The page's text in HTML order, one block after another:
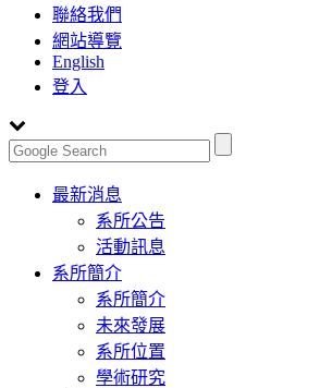
聯絡我們
網站導覽
English
登入
Toggle
navigation
最新消息
系所公告
活動訊息
系所簡介
系所簡介
未來發展
系所位置
學術研究